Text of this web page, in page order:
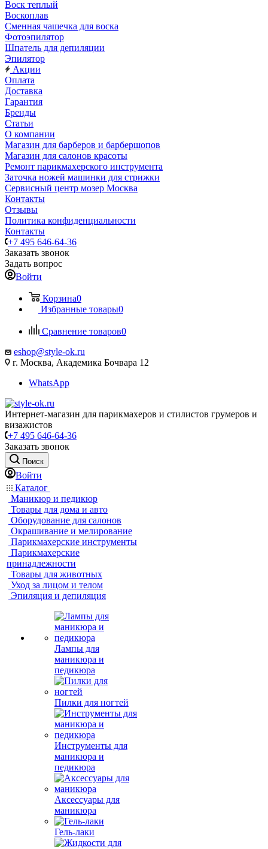
Воск теплый
Воскоплав
Сменная чашечка для воска
Фотоэпилятор
Шпатель для депиляции
Эпилятор
Акции
Оплата
Доставка
Гарантия
Бренды
Статьи
О компании
Магазин для барберов и барбершопов
Магазин для салонов красоты
Ремонт парикмахерского инструмента
Заточка ножей машинки для стрижки
Сервисный центр мозер Москва
Контакты
Отзывы
Политика конфиденциальности
Контакты
+7 495 646-64-36
Заказать звонок
Задать вопрос
Войти
Корзина0
Избранные товары0
Сравнение товаров0
eshop@style-ok.ru
г. Москва, Академика Бочвара 12
WhatsApp
Интернет-магазин для парикмахеров и стилистов грумеров и
визажистов
+7 495 646-64-36
Заказать звонок
Поиск
Войти
Каталог
Маникюр и педикюр
Товары для дома и авто
Оборудование для салонов
Окрашивание и мелирование
Парикмахерские инструменты
Парикмахерские
принадлежности
Товары для животных
Уход за лицом и телом
Эпиляция и депиляция
Лампы для
маникюра и
педикюра
Пилки для ногтей
Инструменты для
маникюра и
педикюра
Аксессуары для
маникюра
Гель-лаки